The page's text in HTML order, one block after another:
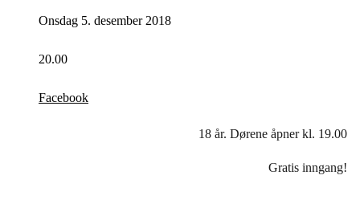
Onsdag 5. desember 2018
20.00
Facebook
18 år. Dørene åpner kl. 19.00
Gratis inngang!